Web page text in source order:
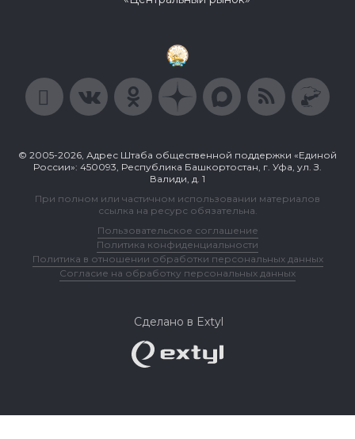
© 2005-2026, Адрес Штаба общественной поддержки «Единой
России»: 450093, Республика Башкортостан, г. Уфа, ул. З.
Валиди, д. 1
При полном или частичном использовании материалов
ссылка на ресурс обязательна.
Пользовательское соглашение
Политика конфиденциальности
Политика в отношении обработки персональных данных
Согласие на обработку персональных данных
Сделано в Extyl